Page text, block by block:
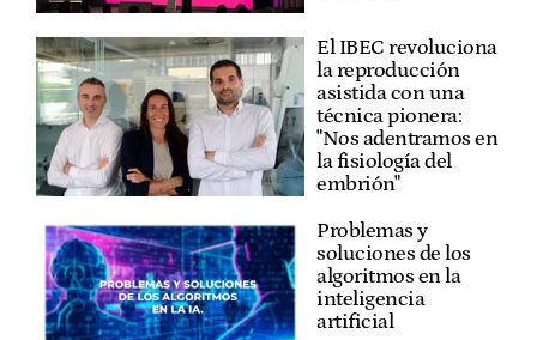
El IBEC revoluciona
la reproducción
asistida con una
técnica pionera:
"Nos adentramos en
la fisiología del
embrión"
Problemas y
soluciones de los
algoritmos en la
inteligencia
artificial